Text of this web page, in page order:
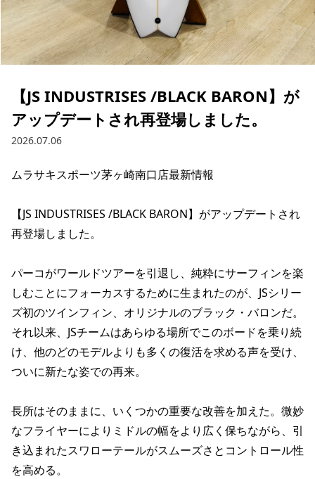
ポイント・クーポンもこのアプリで！
【JS INDUSTRISES /BLACK BARON】が
アップデートされ再登場しました。
2026.07.06
ムラサキスポーツ茅ヶ崎南口店最新情報
【JS INDUSTRISES /BLACK BARON】がアップデートされ
再登場しました。
パーコがワールドツアーを引退し、純粋にサーフィンを楽
しむことにフォーカスするために生まれたのが、JSシリー
ズ初のツインフィン、オリジナルのブラック・バロンだ。
それ以来、JSチームはあらゆる場所でこのボードを乗り続
け、他のどのモデルよりも多くの復活を求める声を受け、
ついに新たな姿での再来。
長所はそのままに、いくつかの重要な改善を加えた。微妙
なフライヤーによりミドルの幅をより広く保ちながら、引
き込まれたスワローテールがスムーズさとコントロール性
を高める。